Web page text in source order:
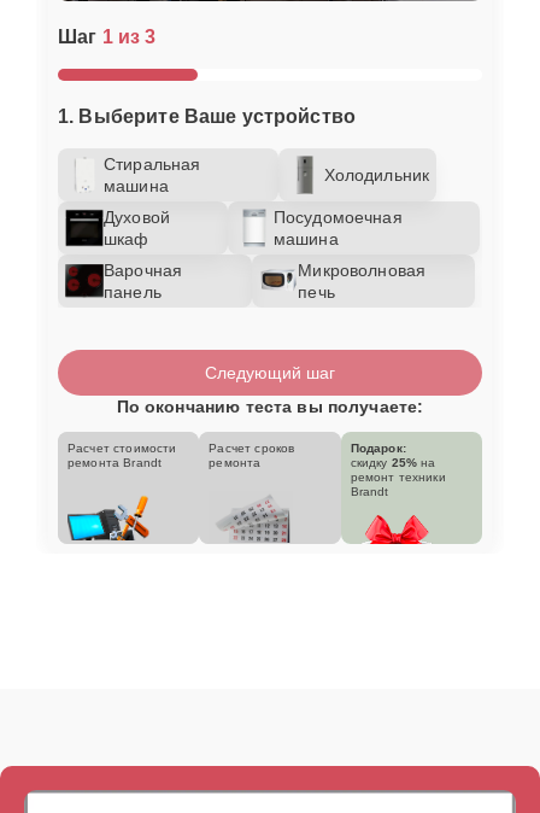
Шаг 1 из 3
1. Выберите Ваше устройство
Стиральная
машина
Холодильник
Духовой
шкаф
Посудомоечная
машина
Варочная
панель
Микроволновая
печь
Следующий шаг
По окончанию теста вы получаете:
Расчет стоимости
ремонта Brandt
Расчет сроков
ремонта
Подарок:
скидку 25% на
ремонт техники
Brandt